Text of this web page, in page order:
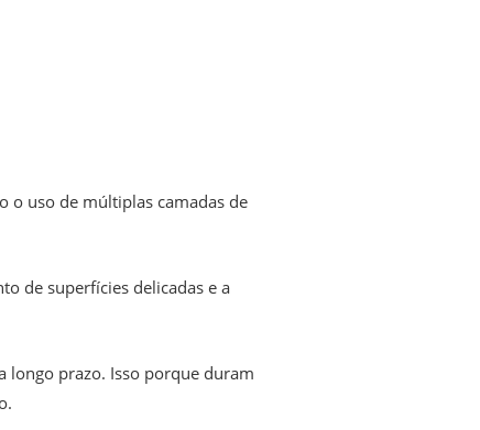
o uso de múltiplas camadas de
de superfícies delicadas e a
longo prazo. Isso porque duram